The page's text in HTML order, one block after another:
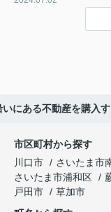
いにある不動産を購入
市区町村から探す
川口市
さいたま市
さいたま市浦和区
戸田市
草加市